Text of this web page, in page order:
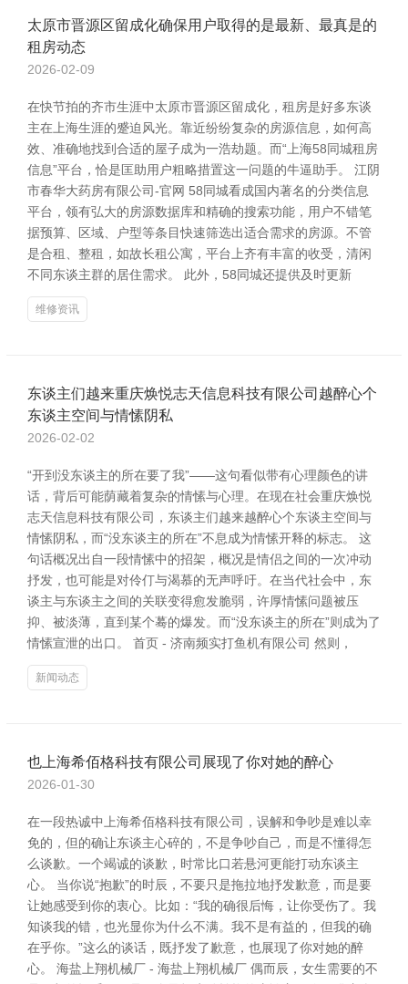
太原市晋源区留成化确保用户取得的是最新、最真是的
租房动态
2026-02-09
在快节拍的齐市生涯中太原市晋源区留成化，租房是好多东谈
主在上海生涯的蹙迫风光。靠近纷纷复杂的房源信息，如何高
效、准确地找到合适的屋子成为一浩劫题。而“上海58同城租房
信息”平台，恰是匡助用户粗略措置这一问题的牛逼助手。 江阴
市春华大药房有限公司-官网 58同城看成国内著名的分类信息
平台，领有弘大的房源数据库和精确的搜索功能，用户不错笔
据预算、区域、户型等条目快速筛选出适合需求的房源。不管
是合租、整租，如故长租公寓，平台上齐有丰富的收受，清闲
不同东谈主群的居住需求。 此外，58同城还提供及时更新
维修资讯
东谈主们越来重庆焕悦志天信息科技有限公司越醉心个
东谈主空间与情愫阴私
2026-02-02
“开到没东谈主的所在要了我”——这句看似带有心理颜色的讲
话，背后可能荫藏着复杂的情愫与心理。在现在社会重庆焕悦
志天信息科技有限公司，东谈主们越来越醉心个东谈主空间与
情愫阴私，而“没东谈主的所在”不息成为情愫开释的标志。 这
句话概况出自一段情愫中的招架，概况是情侣之间的一次冲动
抒发，也可能是对伶仃与渴慕的无声呼吁。在当代社会中，东
谈主与东谈主之间的关联变得愈发脆弱，许厚情愫问题被压
抑、被淡薄，直到某个蓦的爆发。而“没东谈主的所在”则成为了
情愫宣泄的出口。 首页 - 济南频实打鱼机有限公司 然则，
新闻动态
也上海希佰格科技有限公司展现了你对她的醉心
2026-01-30
在一段热诚中上海希佰格科技有限公司，误解和争吵是难以幸
免的，但的确让东谈主心碎的，不是争吵自己，而是不懂得怎
么谈歉。一个竭诚的谈歉，时常比口若悬河更能打动东谈主
心。 当你说“抱歉”的时辰，不要只是拖拉地抒发歉意，而是要
让她感受到你的衷心。比如：“我的确很后悔，让你受伤了。我
知谈我的错，也光显你为什么不满。我不是有益的，但我的确
在乎你。”这么的谈话，既抒发了歉意，也展现了你对她的醉
心。 海盐上翔机械厂 - 海盐上翔机械厂 偶而辰，女生需要的不